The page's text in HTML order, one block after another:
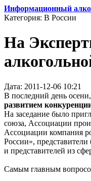
Информационный
Категория: В России
На
Дата: 2011-12-06 10:21
В последний день осени,
развитием
На заседание было
союза, Ассоциации
Ассоциации компания
России»,
и представителей из
Самым главным